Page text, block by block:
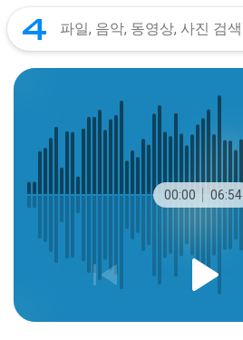
00:00 06:54